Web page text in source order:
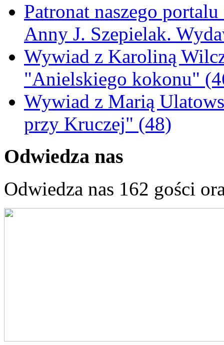
Patronat naszego
Anny J. Szepielak.
Wywiad z Karoliną
"Anielskiego kokonu"
Wywiad z Marią
przy Kruczej" (48)
Odwiedza nas
Odwiedza nas 162 gości